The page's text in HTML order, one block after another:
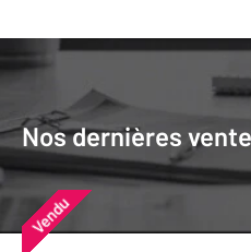
Nos dernières
Nos derniers
chez vous
Vendu